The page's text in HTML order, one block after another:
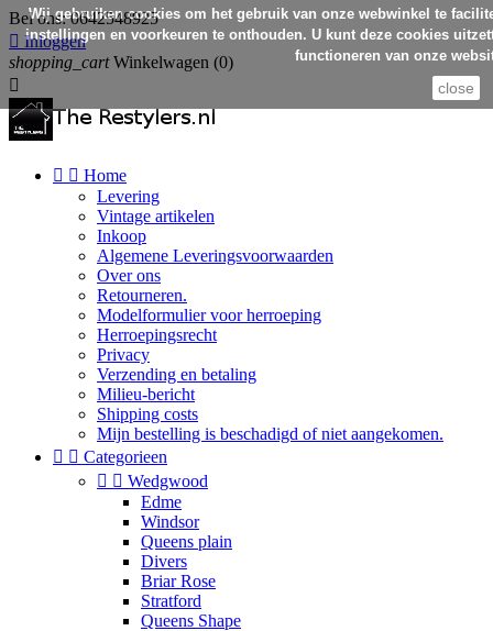
Bel ons:0642548925
 Inloggen
shopping_cart Winkelwagen (0)

  Home
Levering
Vintage artikelen
Inkoop
Algemene Leveringsvoorwaarden
Over ons
Retourneren.
Modelformulier voor herroeping
Herroepingsrecht
Privacy
Verzending en betaling
Milieu-bericht
Shipping costs
Mijn bestelling is beschadigd of niet aangekomen.
  Categorieen
  Wedgwood
Edme
Windsor
Queens plain
Divers
Briar Rose
Stratford
Queens Shape
Wij gebruiken cookies om het gebruik van onze webwinkel te
instellingen en voorkeuren te onthouden. U kunt deze cookies
functioneren van onze
close